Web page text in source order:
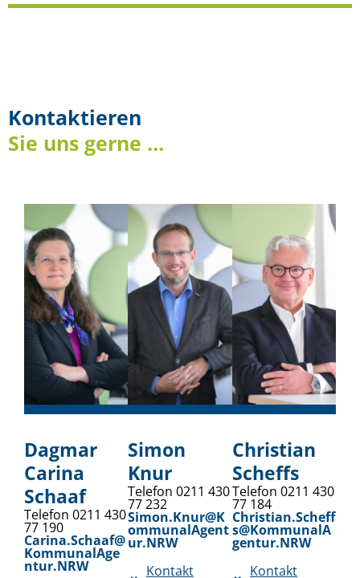
Kontaktieren
Sie uns gerne …
Dagmar
Carina
Schaaf
Telefon 0211 430
77 190
Carina.Schaaf@
KommunalAge
ntur.NRW
Simon
Knur
Telefon 0211 430
77 232
Simon.Knur@K
ommunalAgent
ur.NRW
Kontakt
Christian
Scheffs
Telefon 0211 430
77 184
Christian.Scheff
s@KommunalA
gentur.NRW
Kontakt